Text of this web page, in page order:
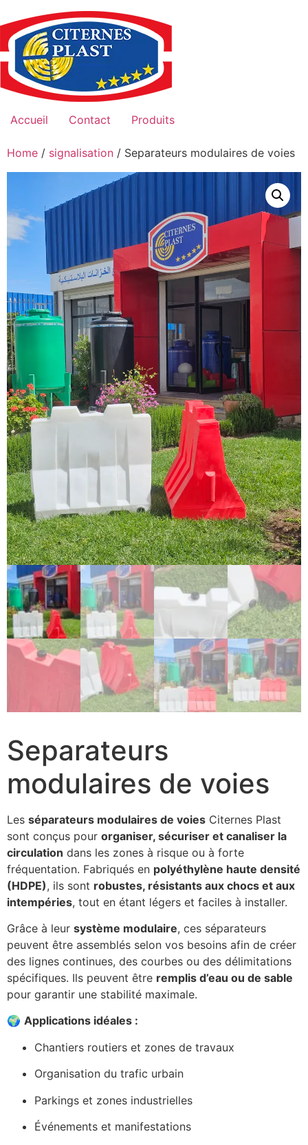
to
content
Accueil Contact Produits
Home / signalisation / Separateurs modulaires de voies
Separateurs
modulaires de voies
Les séparateurs modulaires de voies Citernes Plast
sont conçus pour organiser, sécuriser et canaliser la
circulation dans les zones à risque ou à forte
fréquentation. Fabriqués en polyéthylène haute densité
(HDPE), ils sont robustes, résistants aux chocs et aux
intempéries, tout en étant légers et faciles à installer.
Grâce à leur système modulaire, ces séparateurs
peuvent être assemblés selon vos besoins afin de créer
des lignes continues, des courbes ou des délimitations
spécifiques. Ils peuvent être remplis d’eau ou de sable
pour garantir une stabilité maximale.
🌍 Applications idéales :
Chantiers routiers et zones de travaux
Organisation du trafic urbain
Parkings et zones industrielles
Événements et manifestations